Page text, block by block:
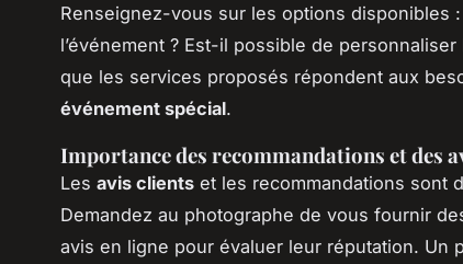
Renseignez-vous sur les options disponibles
l’événement ? Est-il possible de
que les services proposés répondent aux
événement spécial.
Importance des recommandations et des
Les avis clients et les recommandations sont
Demandez au photographe de vous fournir
avis en ligne pour évaluer leur réputation. Un